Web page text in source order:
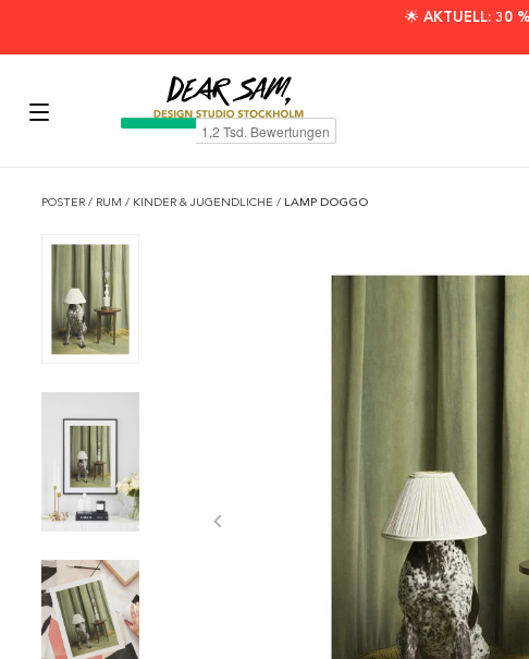
🌟 AKTUELL: 30
POSTER / RUM / KINDER & JUGENDLICHE / LAMP DOGGO